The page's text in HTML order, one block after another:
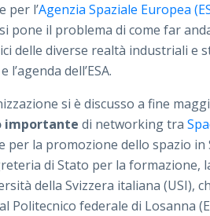
per l’Agenzia Spaziale Europea
pone il problema di come far
delle diverse realtà industriali e
l’agenda dell’ESA.
si è discusso a fine
importante di networking tra
per la promozione dello spazio in
di Stato per la formazione,
della Svizzera italiana (USI),
Politecnico federale di Losanna